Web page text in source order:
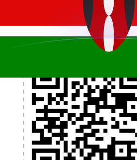
l'argent à l'étranger sans frais
l'application dès aujourd'hui !